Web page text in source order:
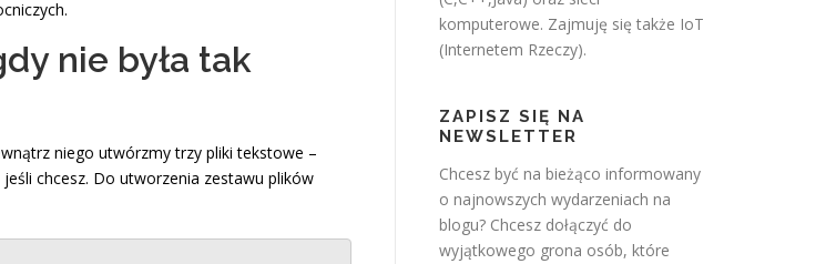
nie była tak
niego utwórzmy trzy pliki tekstowe –
chcesz. Do utworzenia zestawu plików
komputerowe. Zajmuję się także IoT
(Internetem Rzeczy).
ZAPISZ SIĘ NA
NEWSLETTER
Chcesz być na bieżąco informowany
o najnowszych wydarzeniach na
blogu? Chcesz dołączyć do
wyjątkowego grona osób, które